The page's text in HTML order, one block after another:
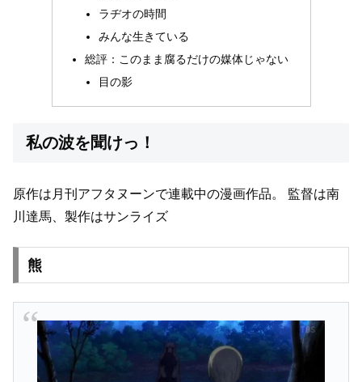
ラヂオの時間
みんな生きている
総評：このまま腐るだけの媒体じゃない
目の影
私の波を聞けっ！
原作は月刊アフタヌーンで連載中の漫画作品。
監督は南
川達馬、製作はサンライズ
熊